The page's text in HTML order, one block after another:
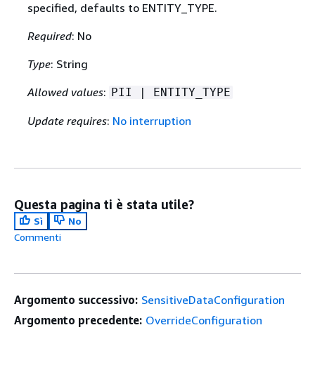
specified, defaults to ENTITY_TYPE.
Required: No
Type: String
Allowed values: PII | ENTITY_TYPE
Update requires: No interruption
Questa pagina ti è stata utile?
Sì
No
Commenti
Argomento successivo: SensitiveDataConfiguration
Argomento precedente: OverrideConfiguration